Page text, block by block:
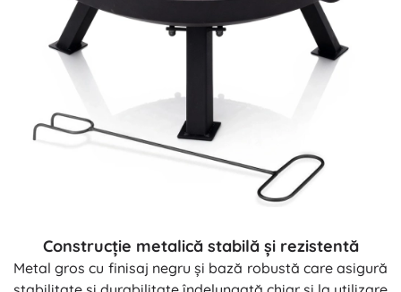
Construcție metalică stabilă și rezistentă
Metal gros cu finisaj negru și bază robustă care asigură